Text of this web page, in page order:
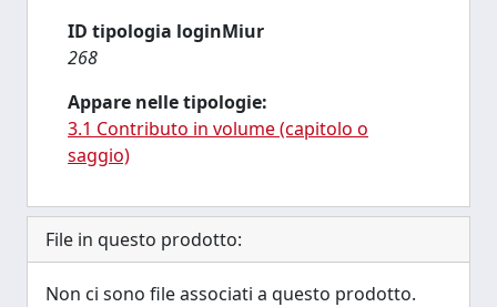
ID tipologia loginMiur
268
Appare nelle tipologie:
3.1 Contributo in volume (capitolo o
saggio)
File in questo prodotto:
Non ci sono file associati a questo prodotto.